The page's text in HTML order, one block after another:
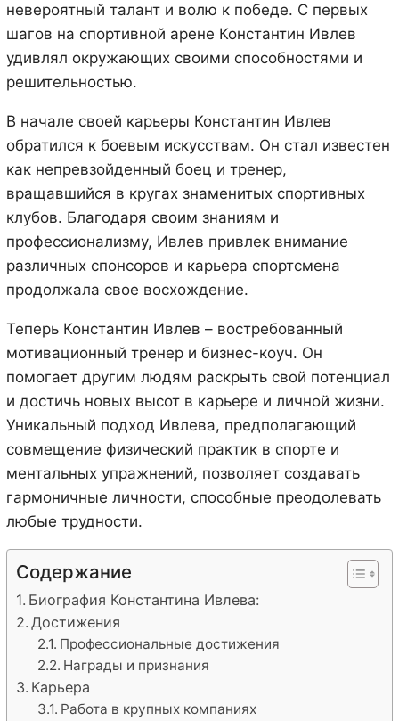
невероятный талант и волю к победе. С первых
шагов на спортивной арене Константин Ивлев
удивлял окружающих своими способностями и
решительностью.
В начале своей карьеры Константин Ивлев
обратился к боевым искусствам. Он стал известен
как непревзойденный боец и тренер,
вращавшийся в кругах знаменитых спортивных
клубов. Благодаря своим знаниям и
профессионализму, Ивлев привлек внимание
различных спонсоров и карьера спортсмена
продолжала свое восхождение.
Теперь Константин Ивлев – востребованный
мотивационный тренер и бизнес-коуч. Он
помогает другим людям раскрыть свой потенциал
и достичь новых высот в карьере и личной жизни.
Уникальный подход Ивлева, предполагающий
совмещение физический практик в спорте и
ментальных упражнений, позволяет создавать
гармоничные личности, способные преодолевать
любые трудности.
Содержание
Биография Константина Ивлева:
Достижения
Профессиональные достижения
Награды и признания
Карьера
Работа в крупных компаниях